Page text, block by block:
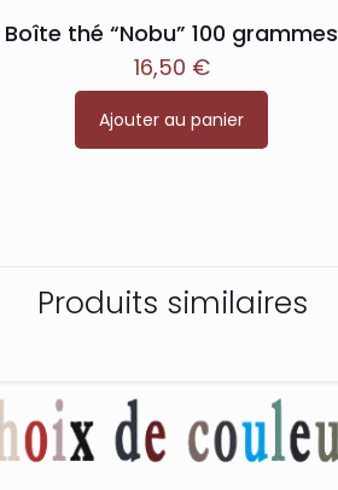
Boîte thé “Nobu” 100 grammes
16,50 €
Ajouter au panier
Produits similaires